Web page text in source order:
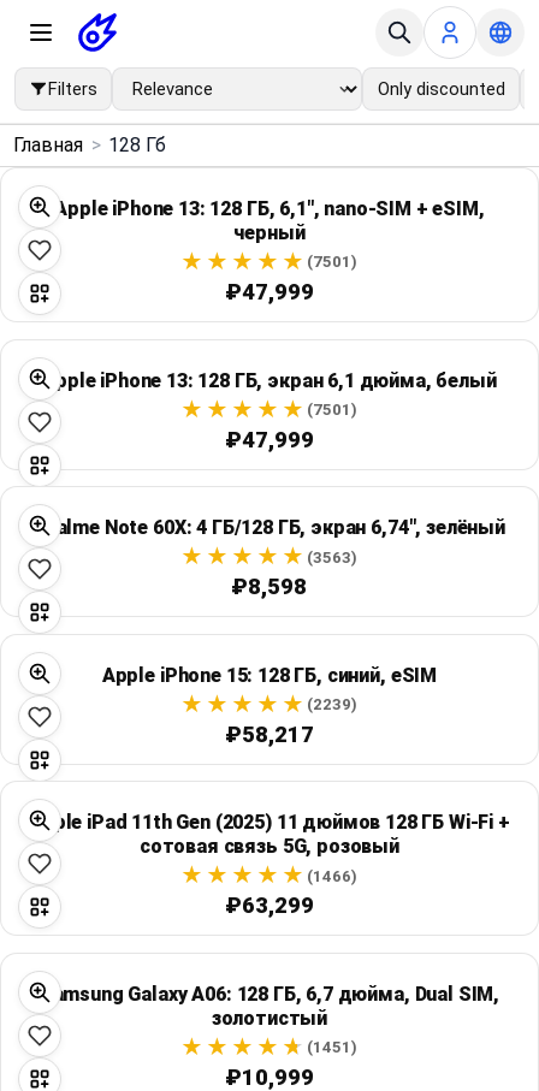
Filters Only discounted
Menu ×
Home
Search
Price Drops
Categories
Brands
Global Price Tracker
Blog
Compare
Plans & Pricing
Log in
Главная > 128 Гб
Apple iPhone 13: 128 ГБ, 6,1", nano-SIM + eSIM,
черный
(7501)
₽47,999
Apple iPhone 13: 128 ГБ, экран 6,1 дюйма, белый
(7501)
₽47,999
Realme Note 60X: 4 ГБ/128 ГБ, экран 6,74", зелёный
(3563)
₽8,598
Apple iPhone 15: 128 ГБ, синий, eSIM
(2239)
₽58,217
Apple iPad 11th Gen (2025) 11 дюймов 128 ГБ Wi‑Fi +
сотовая связь 5G, розовый
(1466)
₽63,299
Samsung Galaxy A06: 128 ГБ, 6,7 дюйма, Dual SIM,
золотистый
(1451)
₽10,999